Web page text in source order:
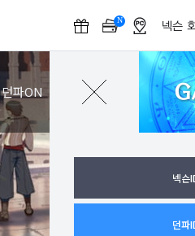
N
F
넥슨
던파ON 로그인
넥슨
던파